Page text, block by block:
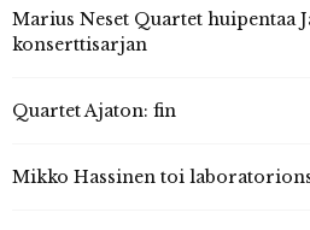
Marius Neset Quartet huipentaa
konserttisarjan
Quartet Ajaton: fin
Mikko Hassinen toi